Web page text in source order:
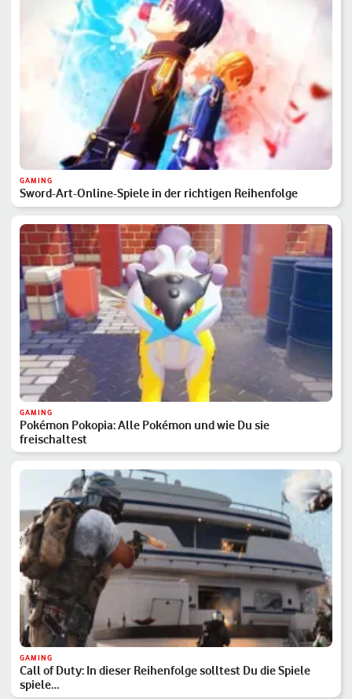
GAMING
Sword-Art-Online-Spiele in der richtigen Reihenfolge
GAMING
Pokémon Pokopia: Alle Pokémon und wie Du sie
freischaltest
GAMING
Call of Duty: In dieser Reihenfolge solltest Du die Spiele
spiele…